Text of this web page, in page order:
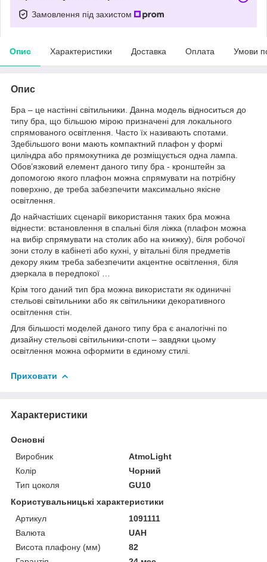
Замовлення під захистом
Опис Характеристики Доставка Оплата Умови
Опис
Бра – це настінні світильники. Данна модель відноситься до
типу бра, що більшою мірою призначені для локального
спрямованого освітлення. Часто їх називають спотами.
Здебільшого вони мають компактний плафон у формі
циліндра або прямокутника де розміщується одна лампа.
Обов’язковий елемент даного типу бра - кронштейн за
допомогою якого плафон можна спрямувати на потрібну
поверхню, де треба забезпечити максимально якісне
освітлення.
До найчастіших сценарії використання таких бра можна
віднести: встановлення в спальні біля ліжка (плафон можна
на вибір спрямувати на столик або на книжку), біля робочої
зони столу в кабінеті або кухні, у вітальні біля предметів
декору яким треба забезпечити акцентне освітлення, біля
дзеркала в передпокої …
Крім того даний тип бра можна використати як одиничні
стельові світильники або як світильники декоративного
освітлення стін.
Для більшості моделей даного типу бра є аналогічні по
дизайну стельові світильники-споти – завдяки цьому
освітлення можна оформити в єдиному стилі.
Приховати
Характеристики
Основні
Виробник
AtmoLight
Колір
Чорний
Тип цоколя
GU10
Користувальницькі характеристики
Артикул
1091111
Валюта
UAH
Висота плафону (мм)
82